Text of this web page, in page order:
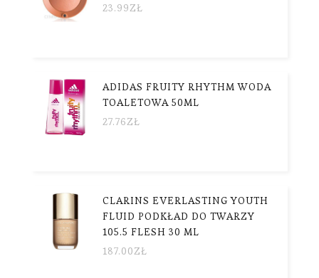
23.99ZŁ
ADIDAS FRUITY RHYTHM WODA
TOALETOWA 50ML
27.76ZŁ
CLARINS EVERLASTING YOUTH
FLUID PODKŁAD DO TWARZY
105.5 FLESH 30 ML
187.00ZŁ